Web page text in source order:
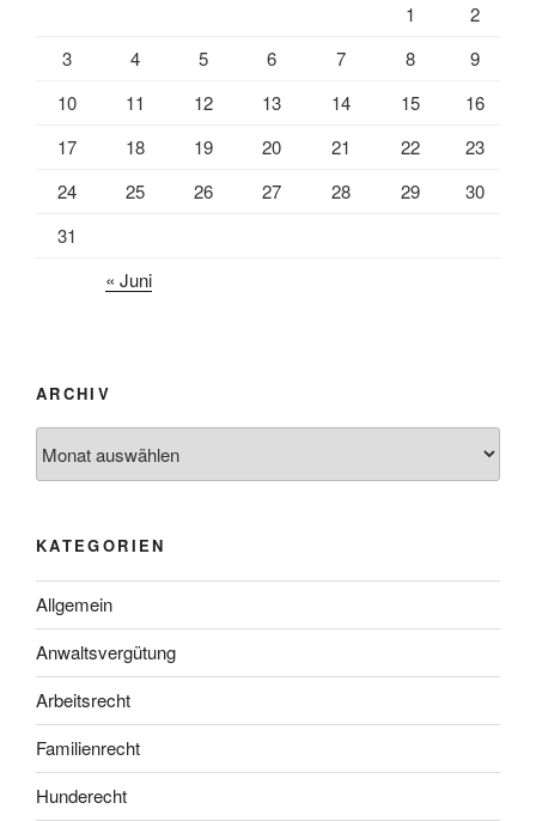
1
2
3
4 5 6 7 8
9
10
11 12 13 14 15
16
17
18 19 20 21 22
23
24
25 26 27 28 29
30
31
« Juni
ARCHIV
KATEGORIEN
Allgemein
Anwaltsvergütung
Arbeitsrecht
Familienrecht
Hunderecht